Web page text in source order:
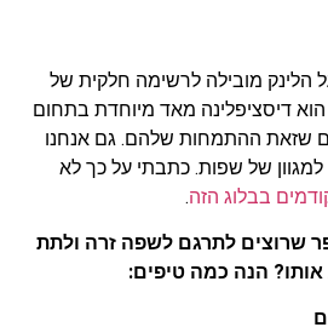
הלינק מובילה לרשימה חלקית של
דיסציפלינה מאד מיוחדת בתחום
שזאת ההתמחות שלהם. גם אנחנו
של שפות. כתבתי על כך לא
בבלוג הזה.
שרוצים לתרגם לשפה זרה ולתת
אותו? הנה כמה טיפים: